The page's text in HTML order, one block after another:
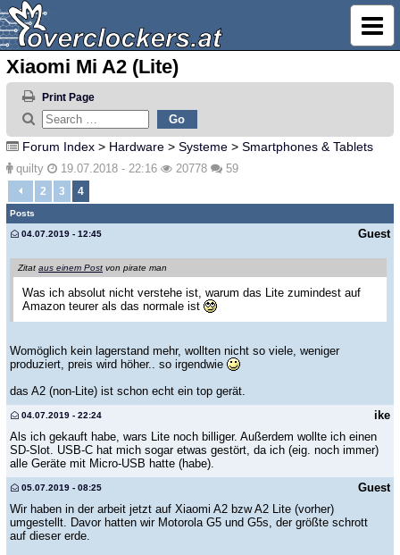
Xiaomi Mi A2 (Lite)
Print Page
Forum Index > Hardware > Systeme > Smartphones & Tablets
quilty 19.07.2018 - 22:16 20778 59
2 3 4
Posts
Guest
04.07.2019 - 12:45
Zitat aus einem Post von pirate man
Was ich absolut nicht verstehe ist, warum das Lite zumindest auf
Amazon teurer als das normale ist
Womöglich kein lagerstand mehr, wollten nicht so viele, weniger
produziert, preis wird höher.. so irgendwie
das A2 (non-Lite) ist schon echt ein top gerät.
ike
04.07.2019 - 22:24
Als ich gekauft habe, wars Lite noch billiger. Außerdem wollte ich einen
SD-Slot. USB-C hat mich sogar etwas gestört, da ich (eig. noch immer)
alle Geräte mit Micro-USB hatte (habe).
Guest
05.07.2019 - 08:25
Wir haben in der arbeit jetzt auf Xiaomi A2 bzw A2 Lite (vorher)
umgestellt. Davor hatten wir Motorola G5 und G5s, der größte schrott
auf dieser erde.